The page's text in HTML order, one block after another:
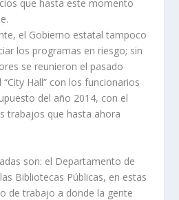
que hasta este momento
el Gobierno estatal tampoco
los programas en riesgo; sin
se reunieron el pasado
Hall” con los funcionarios
del año 2014, con el
trabajos que hasta ahora
son: el Departamento de
Bibliotecas Públicas, en estas
de trabajo a donde la gente